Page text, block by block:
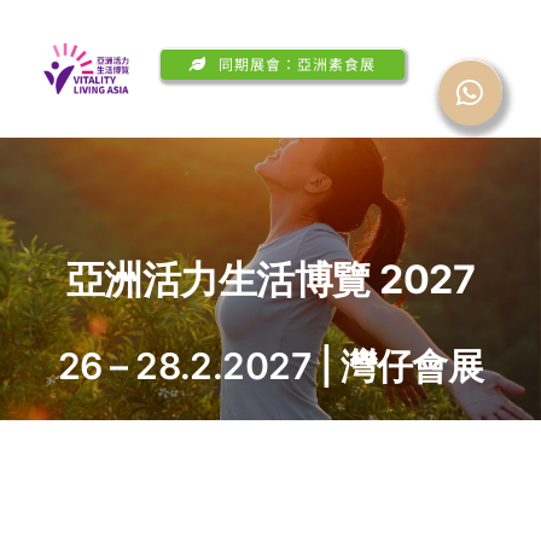
content
同期展會：亞洲素食展
2026現場活動
媒體中心
聯絡我們
亞洲活力生活博覽 2027
26 – 28.2.2027 | 灣仔會展